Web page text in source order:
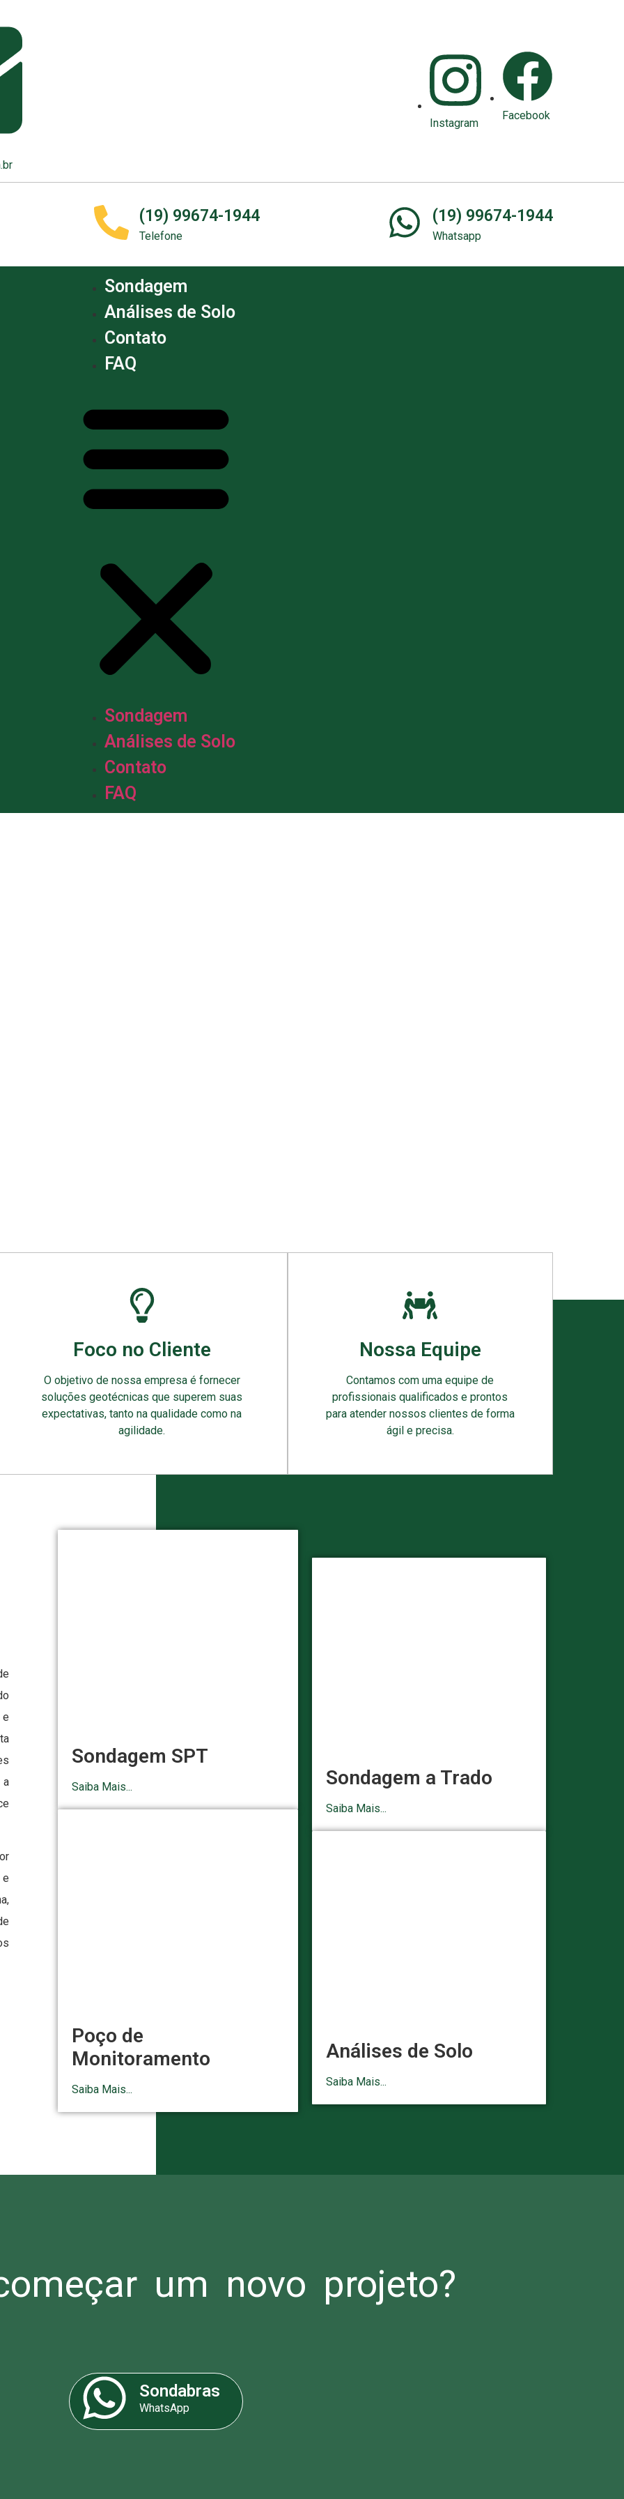
Instagram
Facebook
(19) 99674-1944
Telefone
(19) 99674-1944
Whatsapp
Sondagem
Análises de Solo
Contato
FAQ
Sondagem
Análises de Solo
Contato
FAQ
Foco no Cliente
O objetivo de nossa empresa é fornecer
soluções geotécnicas que superem suas
expectativas, tanto na qualidade como na
agilidade.
Nossa Equipe
Contamos com uma equipe de
profissionais qualificados e prontos
para atender nossos clientes de forma
ágil e precisa.
e
a
Sondagem SPT
Saiba Mais...
Poço de
Monitoramento
Saiba Mais...
Sondagem a Trado
Saiba Mais...
Análises de Solo
Saiba Mais...
um novo projeto?
Sondabras
WhatsApp